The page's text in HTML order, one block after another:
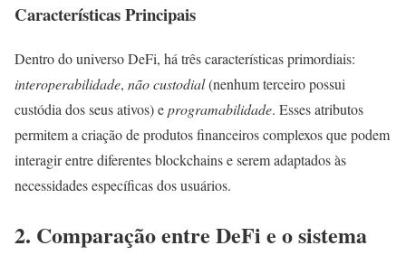
Características Principais
Dentro do universo DeFi, há três características primordiais:
interoperabilidade, não custodial(nenhum terceiro possui
custódia dos seus ativos) eprogramabilidade. Esses atributos
permitem a criação de produtos financeiros complexos que podem
interagir entre diferentes blockchains e serem adaptados às
necessidades específicas dos usuários.
2. Comparação entre DeFi e o sistema